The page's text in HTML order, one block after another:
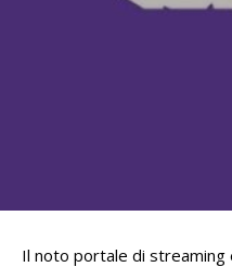
Il noto portale di streaming